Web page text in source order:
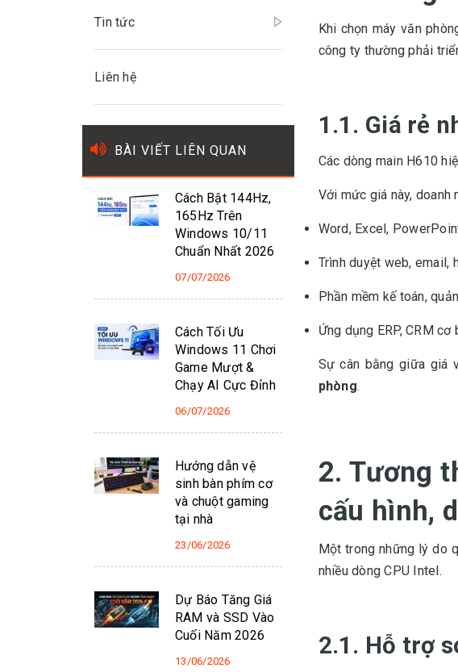
Khi chọn máy văn
công ty thường phải
1.1. Giá rẻ
Các dòng main H610
Với mức giá này,
Word, Excel,
Trình duyệt web, email,
Phần mềm kế toán,
Ứng dụng ERP, CRM cơ
Sự cân bằng giữa giá
phòng.
2. Tương
cấu hình,
Một trong những lý do
nhiều dòng CPU Intel.
2.1. Hỗ trợ
Tin tức
Liên hệ
BÀI VIẾT LIÊN QUAN
Cách Bật 144Hz,
165Hz Trên
Windows 10/11
Chuẩn Nhất 2026
07/07/2026
Cách Tối Ưu
Windows 11 Chơi
Game Mượt &
Chạy AI Cực Đỉnh
06/07/2026
Hướng dẫn vệ
sinh bàn phím cơ
và chuột gaming
tại nhà
23/06/2026
Dự Báo Tăng Giá
RAM và SSD Vào
Cuối Năm 2026
13/06/2026